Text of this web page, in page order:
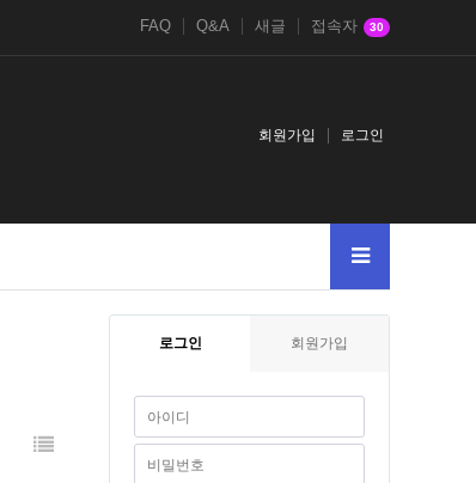
FAQ Q&A 새글 접속자 30
회원가입 로그인
로그인 회원가입